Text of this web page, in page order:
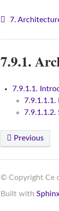
7.
7.9.1.
7.9.1.1.
7.9.1.1.1.
7.9.1.1.2.
Previous
© Copyright Ce
Built with